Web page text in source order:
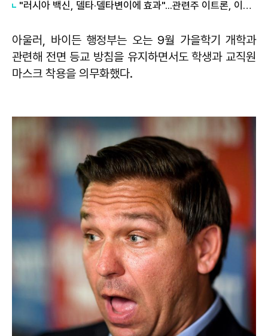
"러시아 백신, 델타·델타변이에 효과"...관련주 이트론, 이아이디, 이화전기, 이수앱지스 등은?
아울러, 바이든 행정부는 오는 9월 가을학기 개학과
관련해 전면 등교 방침을 유지하면서도 학생과 교직원
마스크 착용을 의무화했다.